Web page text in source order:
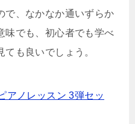
で、なかなか通いずらか
味でも、初心者でも学べ
も良いでしょう。
アノレッスン 3弾セッ